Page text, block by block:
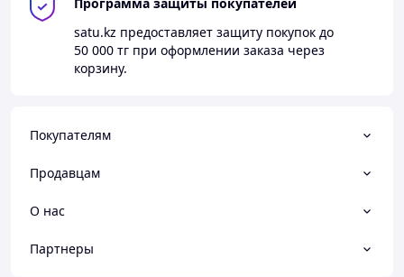
Программа защиты покупателей
satu.kz предоставляет защиту покупок до
50 000 тг при оформлении заказа через
корзину.
Покупателям
Продавцам
О нас
Партнеры